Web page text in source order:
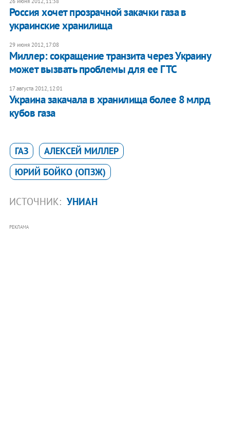
Россия хочет прозрачной закачки газа в
украинские хранилища
29 июня 2012, 17:08
Миллер: сокращение транзита через Украину
может вызвать проблемы для ее ГТС
17 августа 2012, 12:01
Украина закачала в хранилища более 8 млрд
кубов газа
ГАЗ
АЛЕКСЕЙ МИЛЛЕР
ЮРИЙ БОЙКО (ОПЗЖ)
ИСТОЧНИК: УНИАН
РЕКЛАМА